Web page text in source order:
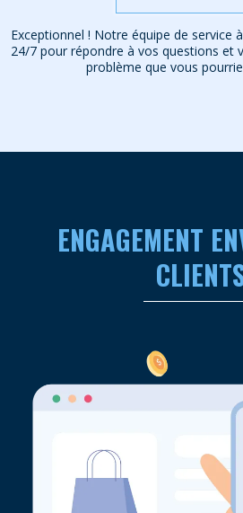
Exceptionnel ! Notre équipe de service
24/7 pour répondre à vos questions et
problème que vous
ENGAGEMENT